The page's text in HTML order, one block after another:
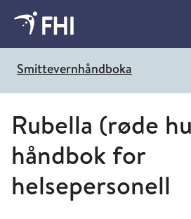
Smittevernhåndboka
Rubella (røde
håndbok for
helsepersonell